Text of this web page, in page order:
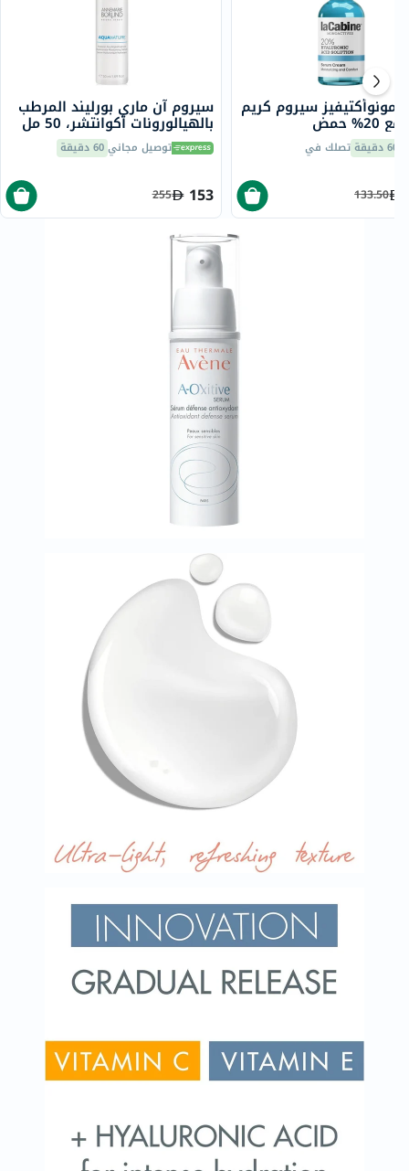
سيروم آن ماري بورليند المرطب
بالهيالورونات أكوانتشر، 50 مل
توصيل مجاني 60 دقيقة
153
255
مونوأكتيفيز سيروم كريم
مرطب مع 20% حمض
30 مل 60 دقيقة تصلك في
133.50